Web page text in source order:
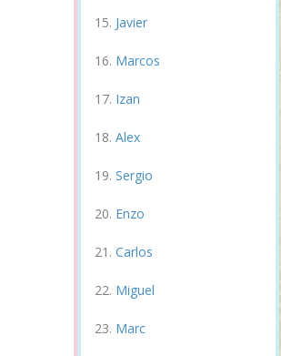
Javier
Marcos
Izan
Alex
Sergio
Enzo
Carlos
Miguel
Marc